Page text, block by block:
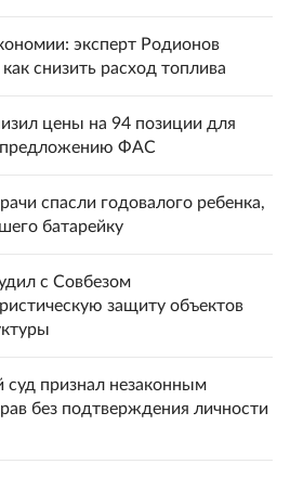
эксперт Родионов
как снизить расход топлива
цены на 94 позиции для
ФАС
спасли годовалого ребенка,
батарейку
с Совбезом
защиту объектов
суд признал незаконным
без подтверждения личности